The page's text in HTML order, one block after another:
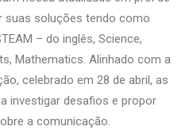
suas soluções tendo como
– do inglês, Science,
Mathematics. Alinhado com a
celebrado em 28 de abril, as
investigar desafios e propor
a comunicação.